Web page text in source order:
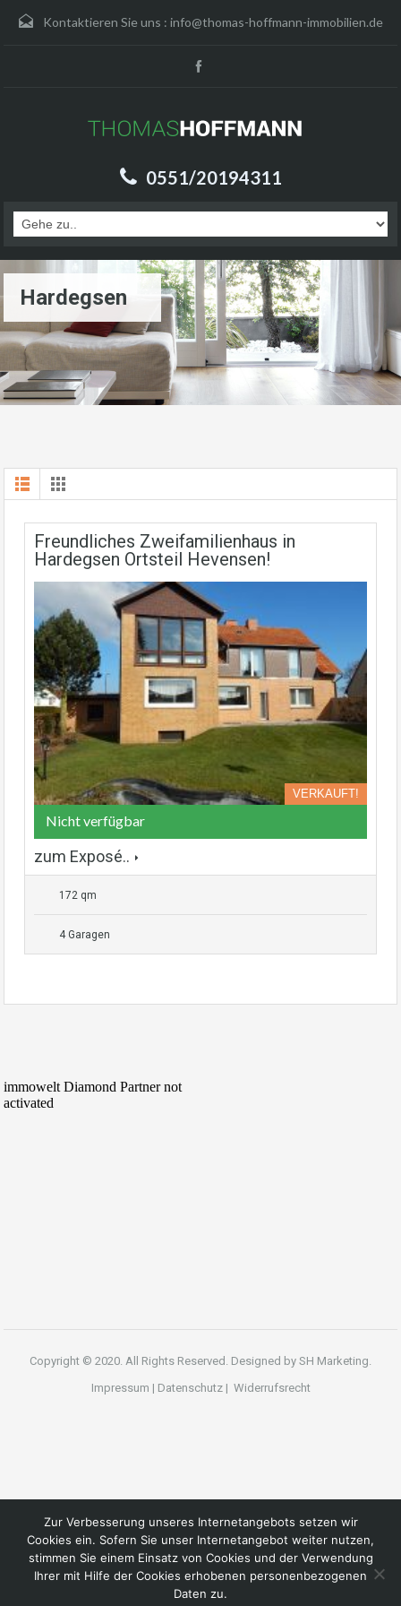
Kontaktieren Sie uns : info@thomas-hoffmann-immobilien.de
0551/20194311
Hardegsen
Freundliches Zweifamilienhaus in
Hardegsen Ortsteil Hevensen!
VERKAUFT!
Nicht verfügbar
zum Exposé..
172 qm
4 Garagen
Copyright © 2020. All Rights Reserved. Designed by SH Marketing.
Impressum | Datenschutz| Widerrufsrecht
Zur Verbesserung unseres Internetangebots setzen wir
Cookies ein. Sofern Sie unser Internetangebot weiter nutzen,
stimmen Sie einem Einsatz von Cookies und der Verwendung
Ihrer mit Hilfe der Cookies erhobenen personenbezogenen
Daten zu.